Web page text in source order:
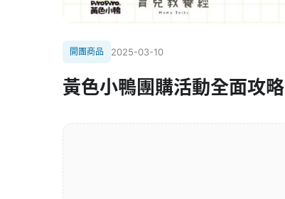
開團商品 2025-03-10
黃色小鴨團購活動全面攻略